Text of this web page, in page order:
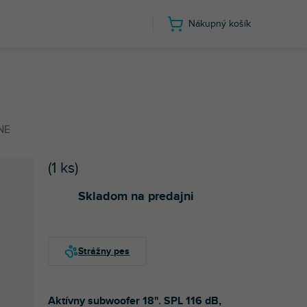
Nákupný košík
Skladom na predajni
(1 ks)
Aktívny subwoofer 18". SPL 116 dB,